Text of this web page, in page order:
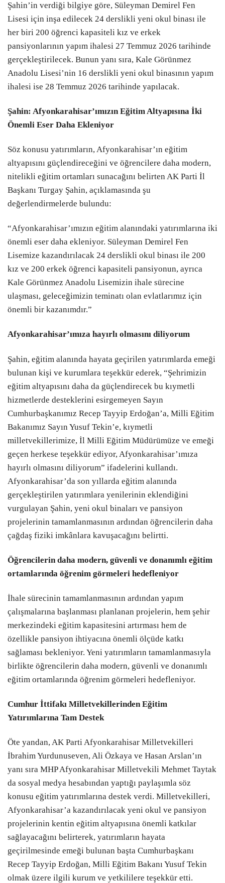
Şahin’in verdiği bilgiye göre, Süleyman Demirel Fen
Lisesi için inşa edilecek 24 derslikli yeni okul binası ile
her biri 200 öğrenci kapasiteli kız ve erkek
pansiyonlarının yapım ihalesi 27 Temmuz 2026 tarihinde
gerçekleştirilecek. Bunun yanı sıra, Kale Görünmez
Anadolu Lisesi’nin 16 derslikli yeni okul binasının yapım
ihalesi ise 28 Temmuz 2026 tarihinde yapılacak.
Şahin: Afyonkarahisar’ımızın Eğitim Altyapısına İki
Önemli Eser Daha Ekleniyor
Söz konusu yatırımların, Afyonkarahisar’ın eğitim
altyapısını güçlendireceğini ve öğrencilere daha modern,
nitelikli eğitim ortamları sunacağını belirten AK Parti İl
Başkanı Turgay Şahin, açıklamasında şu
değerlendirmelerde bulundu:
“Afyonkarahisar’ımızın eğitim alanındaki yatırımlarına iki
önemli eser daha ekleniyor. Süleyman Demirel Fen
Lisemize kazandırılacak 24 derslikli okul binası ile 200
kız ve 200 erkek öğrenci kapasiteli pansiyonun, ayrıca
Kale Görünmez Anadolu Lisemizin ihale sürecine
ulaşması, geleceğimizin teminatı olan evlatlarımız için
önemli bir kazanımdır.”
Afyonkarahisar’ımıza hayırlı olmasını diliyorum
Şahin, eğitim alanında hayata geçirilen yatırımlarda emeği
bulunan kişi ve kurumlara teşekkür ederek, “Şehrimizin
eğitim altyapısını daha da güçlendirecek bu kıymetli
hizmetlerde desteklerini esirgemeyen Sayın
Cumhurbaşkanımız Recep Tayyip Erdoğan’a, Milli Eğitim
Bakanımız Sayın Yusuf Tekin’e, kıymetli
milletvekillerimize, İl Milli Eğitim Müdürümüze ve emeği
geçen herkese teşekkür ediyor, Afyonkarahisar’ımıza
hayırlı olmasını diliyorum” ifadelerini kullandı.
Afyonkarahisar’da son yıllarda eğitim alanında
gerçekleştirilen yatırımlara yenilerinin eklendiğini
vurgulayan Şahin, yeni okul binaları ve pansiyon
projelerinin tamamlanmasının ardından öğrencilerin daha
çağdaş fiziki imkânlara kavuşacağını belirtti.
Öğrencilerin daha modern, güvenli ve donanımlı eğitim
ortamlarında öğrenim görmeleri hedefleniyor
İhale sürecinin tamamlanmasının ardından yapım
çalışmalarına başlanması planlanan projelerin, hem şehir
merkezindeki eğitim kapasitesini artırması hem de
özellikle pansiyon ihtiyacına önemli ölçüde katkı
sağlaması bekleniyor. Yeni yatırımların tamamlanmasıyla
birlikte öğrencilerin daha modern, güvenli ve donanımlı
eğitim ortamlarında öğrenim görmeleri hedefleniyor.
Cumhur İttifakı Milletvekillerinden Eğitim
Yatırımlarına Tam Destek
Öte yandan, AK Parti Afyonkarahisar Milletvekilleri
İbrahim Yurdunuseven, Ali Özkaya ve Hasan Arslan’ın
yanı sıra MHP Afyonkarahisar Milletvekili Mehmet Taytak
da sosyal medya hesabından yaptığı paylaşımla söz
konusu eğitim yatırımlarına destek verdi. Milletvekilleri,
Afyonkarahisar’a kazandırılacak yeni okul ve pansiyon
projelerinin kentin eğitim altyapısına önemli katkılar
sağlayacağını belirterek, yatırımların hayata
geçirilmesinde emeği bulunan başta Cumhurbaşkanı
Recep Tayyip Erdoğan, Milli Eğitim Bakanı Yusuf Tekin
olmak üzere ilgili kurum ve yetkililere teşekkür etti.